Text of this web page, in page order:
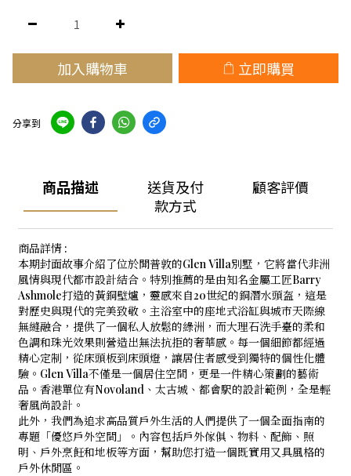
加入購物車 立即購買
分享到
商品描述
送貨及付
款方式
顧客評價
商品詳情 :
本期封面故事介紹了位於開普敦的Glen Villa別墅，它將當代非洲
風情與現代都市設計結合。特別推薦的是由知名金屬工匠Barry
Ashmole打造的黃銅壁爐，靈感來自20世紀的銅潛水頭盔，這是
對歷史與現代的完美致敬。主浴室中的座地式浴缸與城市天際線
無縫融合，提供了一個私人放鬆的綠洲，而大理石洗手臺的柔和
色調和珠光效果則營造出無法抗拒的奢華感。每一個細節都經過
精心定制，從床頭板到床頭燈，讓居住者感受到獨特的個性化體
驗。Glen Villa不僅是一個居住空間，更是一件精心策劃的藝術
品。香港單位有Novoland、太古城、都會駅的設計範例，全是輕
奢風尚設計。
此外，我們為追求高品質戶外生活的人們提供了一個全面指南的
專題「優悠戶外空間」。內容包括戶外傢俱、物料、配飾、照
明、戶外烹飪和地板等方面，幫助您打造一個既實用又具風格的
戶外休閒區。